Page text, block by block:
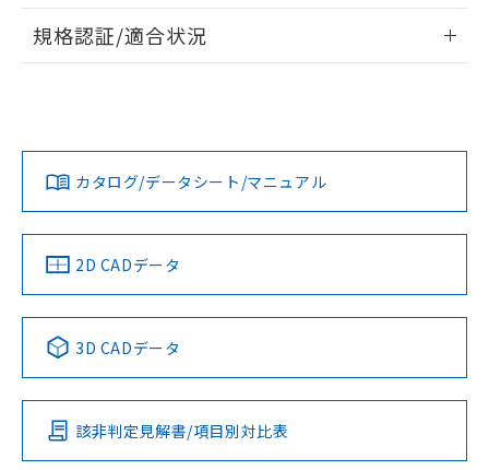
ログイン/会員登録
ダウンロードデータをご利用いただく前に、以下を必ずお読
みください。
ソフトウェアの使用条件
EU RoHS 注意事項・凡例
対応済み
中国 RoHS 注意事項・凡例
Pb Hg Cd Cr(VI)
O
規格認証/適合状況
カタログ/データシート/マニュアル
2D CADデータ
3D CADデータ
該非判定見解書/項目別対比表